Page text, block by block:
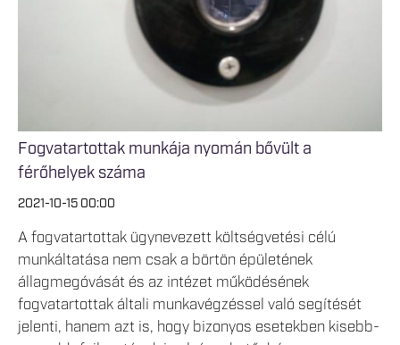
Fogvatartottak munkája nyomán bővült a
férőhelyek száma
2021-10-15 00:00
A fogvatartottak ügynevezett költségvetési célú
munkáltatása nem csak a börtön épületének
állagmegóvását és az intézet működésének
fogvatartottak általi munkavégzéssel való segítését
jelenti, hanem azt is, hogy bizonyos esetekben kisebb-